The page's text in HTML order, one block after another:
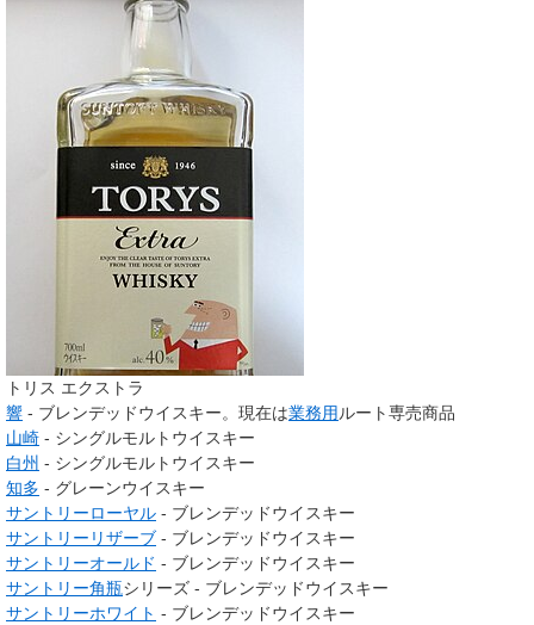
トリス エクストラ
響 - ブレンデッドウイスキー。現在は業務用 ルート専売商品
山崎 - シングルモルトウイスキー
白州 - シングルモルトウイスキー
知多 - グレーンウイスキー
サントリーローヤル - ブレンデッドウイスキー
サントリーリザーブ - ブレンデッドウイスキー
サントリーオールド - ブレンデッドウイスキー
サントリー角瓶シリーズ - ブレンデッドウイスキー
サントリーホワイト - ブレンデッドウイスキー